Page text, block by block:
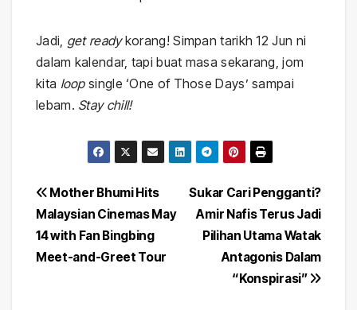
Jadi, get readykorang! Simpan tarikh 12 Jun ni
dalam kalendar, tapi buat masa sekarang, jom
kita loopsingle ‘One of Those Days’ sampai
lebam. Stay chill!
Post
navigation
Sukar Cari Pengganti?
Amir Nafis Terus Jadi
Pilihan Utama Watak
Antagonis Dalam
“Konspirasi”
Mother Bhumi Hits
Malaysian Cinemas May
14 with Fan Bingbing
Meet-and-Greet Tour